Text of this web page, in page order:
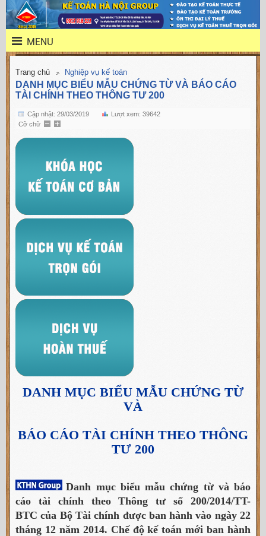
MENU
Trang chủ Nghiệp vụ kế toán
DANH MỤC BIỂU MẪU CHỨNG TỪ VÀ BÁO CÁO
TÀI CHÍNH THEO THÔNG TƯ 200
Cập nhật: 29/03/2019
Lượt xem: 39642
Cỡ chữ
DANH MỤC BIỂU MẪU CHỨNG TỪ
VÀ
BÁO CÁO TÀI CHÍNH THEO THÔNG
TƯ 200
Danh mục biểu mẫu chứng từ và báo
cáo tài chính theo Thông tưsố 200/2014/TT-
BTCcủa Bộ Tài chính được ban hành vào ngày22
tháng 12 năm 2014. Chế độ kế toán mới ban hành